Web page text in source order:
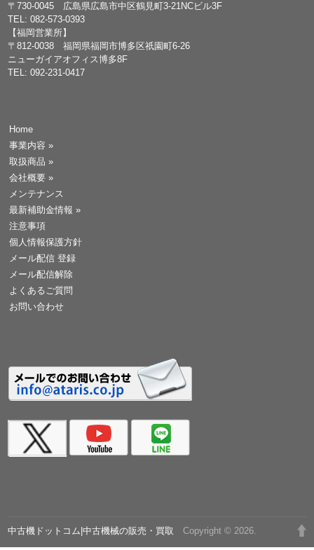
〒730-0045 広島県広島市中区鶴見町3-21NCビル3F
TEL: 082-573-0393
【福岡営業所】
〒812-0038 福岡県福岡市博多区祇園町6-26
ニューガイアオフィス博多8F
TEL: 092-231-0417
Home
事業内容 »
取扱商品 »
会社概要 »
メンテナンス
最新補助金情報 »
注意事項
個人情報保護方針
メール配信 登録
メール配信解除
よくあるご質問
お問い合わせ
中古機ドットコム|中古機械の販売・買取 Copyright © 2026.